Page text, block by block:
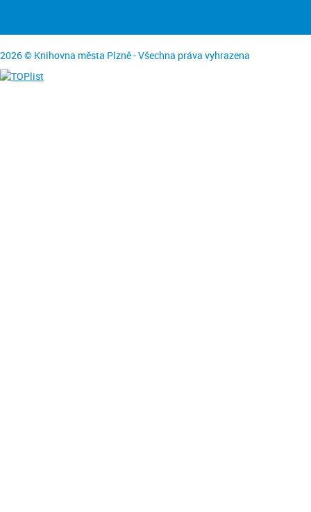
2026 © Knihovna města Plzně - Všechna práva vyhrazena